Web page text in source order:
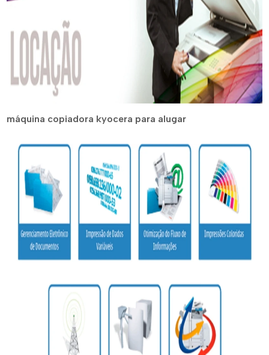
máquina copiadora kyocera para alugar